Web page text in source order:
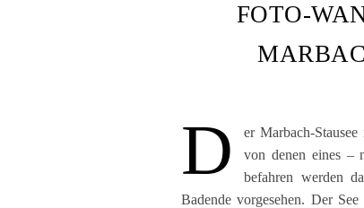
FOTO-
D
er Marbach-
von denen eines –
befahren werden
Badende vorgesehen. Der